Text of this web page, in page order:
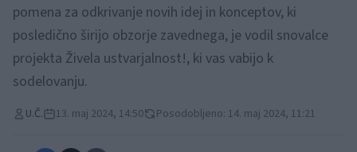
pomena za odkrivanje novih idej in konceptov, ki
posledično širijo obzorje zavednega, je vodil snovalce
projekta Živela ustvarjalnost!, ki vas vabijo k
sodelovanju.
U.Č. 13. maj 2024, 14:50 Posodobljeno: 14. maj 2024, 11:21